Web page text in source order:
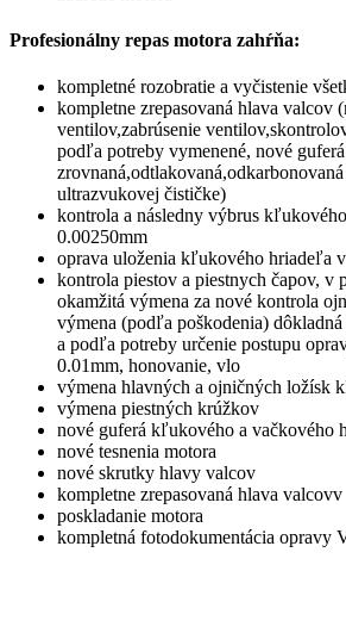
Profesionálny repas motora zahŕňa:
kompletné rozobratie a vyčistenie
kompletne zrepasovaná hlava valcov
ventilov,zabrúsenie
podľa potreby vymenené, nové
ultrazvukovej čističke)
kontrola a následny výbrus
0.00250mm
oprava uloženia kľukového hriadeľa
kontrola piestov a piestnych čapov, v
okamžitá výmena za nové kontrola
výmena (podľa poškodenia)
a podľa potreby určenie postupu
0.01mm, honovanie, vlo
výmena hlavných a ojničných ložísk
výmena piestných krúžkov
nové guferá kľukového a vačkového
nové tesnenia motora
nové skrutky hlavy valcov
kompletne zrepasovaná hlava valcovv
poskladanie motora
kompletná fotodokumentácia opravy